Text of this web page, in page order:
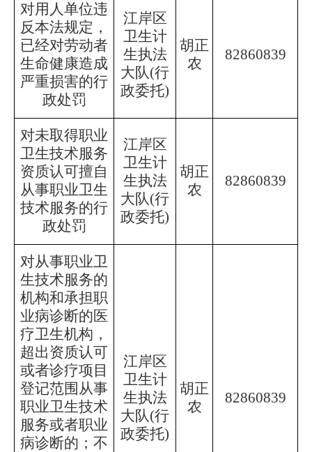
对用人单位违
反本法规定，
已经对劳动者
生命健康造成
严重损害的行
政处罚
江岸区
卫生计
生执法
大队(行
政委托)
胡正
农
82860839
对未取得职业
卫生技术服务
资质认可擅自
从事职业卫生
技术服务的行
政处罚
江岸区
卫生计
生执法
大队(行
政委托)
胡正
农
82860839
对从事职业卫
生技术服务的
机构和承担职
业病诊断的医
疗卫生机构，
超出资质认可
或者诊疗项目
登记范围从事
职业卫生技术
服务或者职业
病诊断的；不
江岸区
卫生计
生执法
大队(行
政委托)
胡正
农
82860839